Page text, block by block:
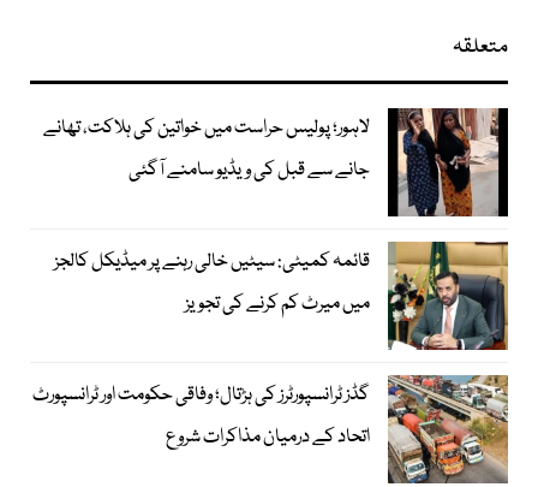
متعلقہ
لاہور؛ پولیس حراست میں خواتین کی ہلاکت، تھانے
جانے سے قبل کی ویڈیو سامنے آگئی
قائمہ کمیٹی: سیٹیں خالی رہنے پر میڈیکل کالجز
میں میرٹ کم کرنے کی تجویز
گڈز ٹرانسپورٹرز کی ہڑتال؛ وفاقی حکومت اور ٹرانسپورٹ
اتحاد کے درمیان مذاکرات شروع